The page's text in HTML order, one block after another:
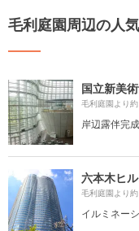
毛利庭園周辺の人
国立新美
毛利庭園より約
岸辺露伴完
六本木ヒ
毛利庭園より約
イルミネー